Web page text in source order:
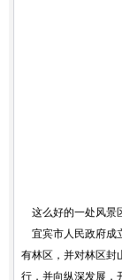
这么好的一处风景
宜宾市人民政府成
有林区，并对林区封
行，并向纵深发展，